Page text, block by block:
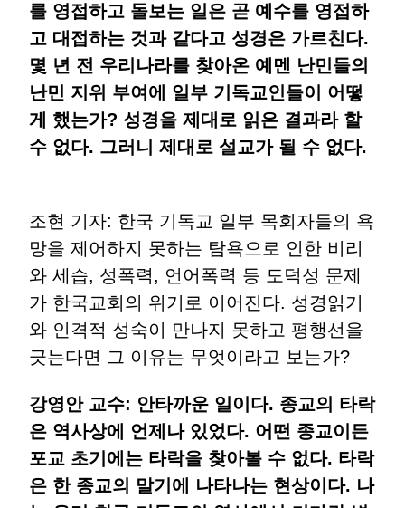
를 영접하고 돌보는 일은 곧 예수를 영접하
고 대접하는 것과 같다고 성경은 가르친다.
몇 년 전 우리나라를 찾아온 예멘 난민들의
난민 지위 부여에 일부 기독교인들이 어떻
게 했는가? 성경을 제대로 읽은 결과라 할
수 없다. 그러니 제대로 설교가 될 수 없다.
조현 기자: 한국 기독교 일부 목회자들의 욕
망을 제어하지 못하는 탐욕으로 인한 비리
와 세습, 성폭력, 언어폭력 등 도덕성 문제
가 한국교회의 위기로 이어진다. 성경읽기
와 인격적 성숙이 만나지 못하고 평행선을
긋는다면 그 이유는 무엇이라고 보는가?
강영안 교수: 안타까운 일이다. 종교의 타락
은 역사상에 언제나 있었다. 어떤 종교이든
포교 초기에는 타락을 찾아볼 수 없다. 타락
은 한 종교의 말기에 나타나는 현상이다. 나